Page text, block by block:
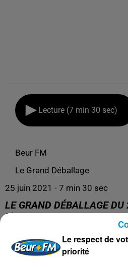
Lecture (7 min 30 sec)
Beur FM
Le Grand Déballage
25 juin 2021 - 7 min 30 sec
LE GRAND DÉBALLAGE
L'INTERVIEW DE LA
Présentation : Adile Farquane
Le respect de
priorité